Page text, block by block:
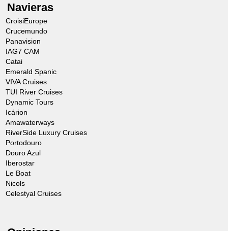
Navieras
CroisiEurope
Crucemundo
Panavision
IAG7 CAM
Catai
Emerald Spanic
VIVA Cruises
TUI River Cruises
Dynamic Tours
Icárion
Amawaterways
RiverSide Luxury Cruises
Portodouro
Douro Azul
Iberostar
Le Boat
Nicols
Celestyal Cruises